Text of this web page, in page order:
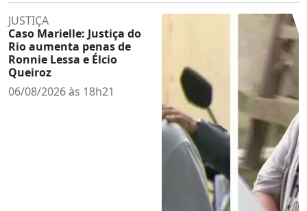
JUSTIÇA
Caso Marielle: Justiça do
Rio aumenta penas de
Ronnie Lessa e Élcio
Queiroz
06/08/2026 às 18h21